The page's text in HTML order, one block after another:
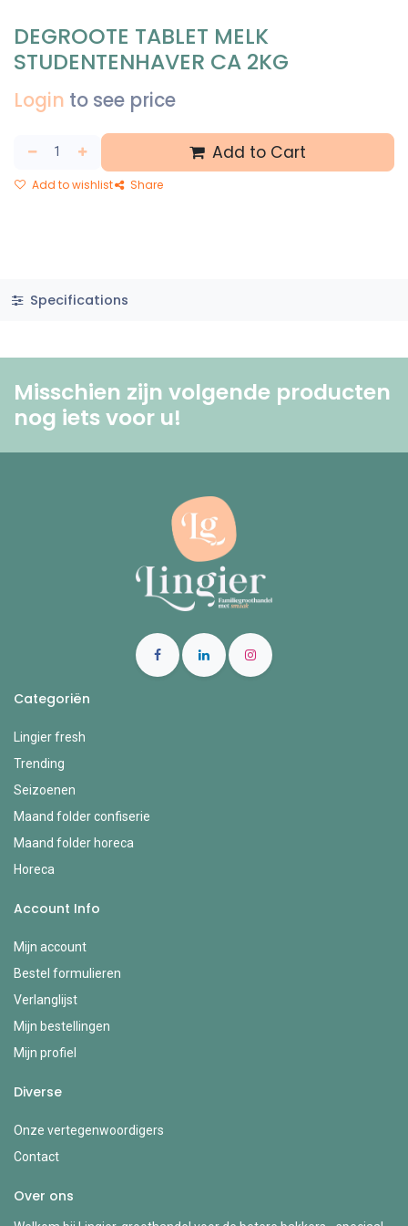
DEGROOTE TABLET MELK
STUDENTENHAVER CA 2KG
Login to see price
Add to Cart
Add to wishlist Share
Specifications
Misschien zijn volgende producten
nog iets voor u! ​
Categoriën
Lingier fresh
Trending
Seizoenen
Maand folder confiserie
Maand folder horeca
Horeca
Account Info
Mijn account
Bestel formulieren
Verlanglijst
Mijn bestellingen
Mijn profiel
Diverse
Onze vertegenwoordigers
Contact
Over ons